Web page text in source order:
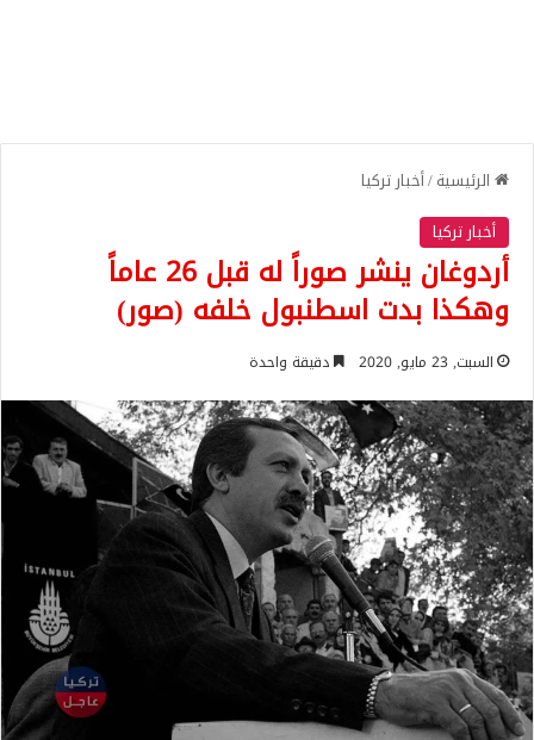
الرئيسية/أخبار تركيا
أخبار تركيا
أردوغان ينشر صوراً له قبل 26 عاماً
وهكذا بدت اسطنبول خلفه (صور)
السبت, 23 مايو, 2020 دقيقة واحدة